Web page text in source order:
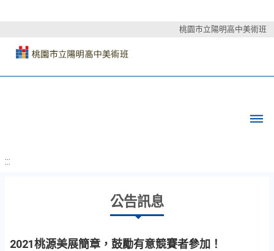
桃園市立陽明高中美術班
:::
公告訊息
2021桃源美展簡章，鼓勵有意競賽者參加！